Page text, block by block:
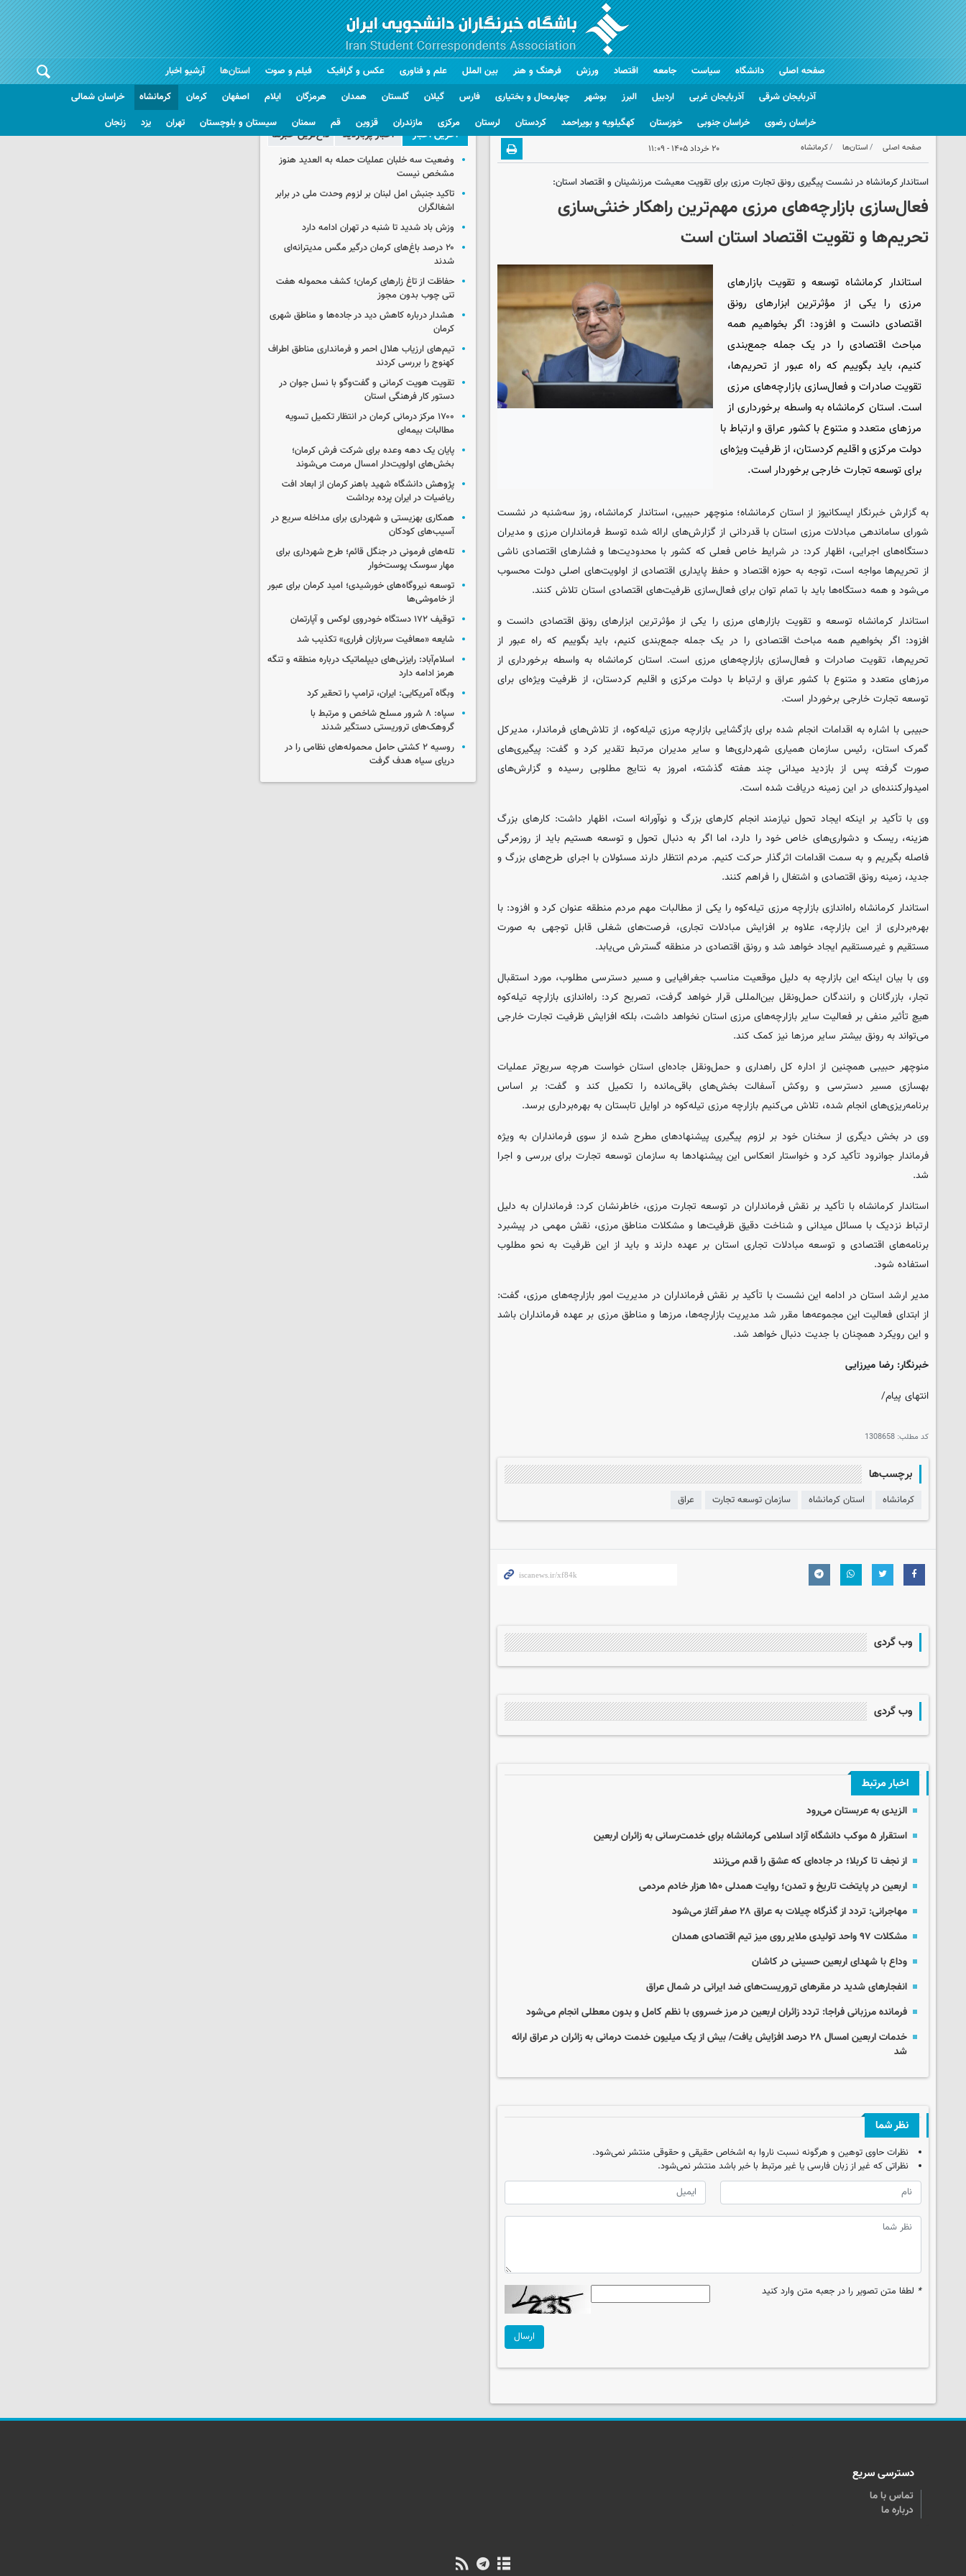
صفحه اصلی دانشگاه سیاست جامعه اقتصاد ورزش فرهنگ و هنر بین الملل علم و فناوری عکس و گرافیک فیلم و صوت
استان‌ها
آذربایجان شرقی
آذربایجان غربی اردبیل البرز بوشهر چهارمحال و بختیاری فارس گیلان گلستان همدان هرمزگان ایلام اصفهان کرمان کرمانشاه
خراسان شمالی
خراسان رضوی
خراسان جنوبی خوزستان کهگیلویه و بویراحمد کردستان لرستان مرکزی مازندران قزوین قم سمنان سیستان و بلوچستان تهران یزد زنجان
آرشیو اخبار
صفحه اصلی استان‌ها کرمانشاه ۲۰ خرداد ۱۴۰۵ - ۱۱:۰۹
استاندار کرمانشاه در نشست پیگیری رونق تجارت مرزی برای تقویت معیشت مرزنشینان و اقتصاد استان:
فعال‌سازی بازارچه‌های مرزی مهم‌ترین راهکار خنثی‌سازی
تحریم‌ها و تقویت اقتصاد استان است
استاندار کرمانشاه توسعه و تقویت بازارهای
مرزی را یکی از مؤثرترین ابزارهای رونق
اقتصادی دانست و افزود: اگر بخواهیم همه
مباحث اقتصادی را در یک جمله جمع‌بندی
کنیم، باید بگوییم که راه عبور از تحریم‌ها،
تقویت صادرات و فعال‌سازی بازارچه‌های مرزی
است. استان کرمانشاه به واسطه برخورداری از
مرزهای متعدد و متنوع با کشور عراق و ارتباط با
دولت مرکزی و اقلیم کردستان، از ظرفیت ویژه‌ای
برای توسعه تجارت خارجی برخوردار است.
به گزارش خبرنگار ایسکانیوز از استان کرمانشاه؛ منوچهر حبیبی، استاندار کرمانشاه، روز سه‌شنبه در نشست
شورای ساماندهی مبادلات مرزی استان با قدردانی از گزارش‌های ارائه شده توسط فرمانداران مرزی و مدیران
دستگاه‌های اجرایی، اظهار کرد: در شرایط خاص فعلی که کشور با محدودیت‌ها و فشارهای اقتصادی ناشی
از تحریم‌ها مواجه است، توجه به حوزه اقتصاد و حفظ پایداری اقتصادی از اولویت‌های اصلی دولت محسوب
می‌شود و همه دستگاه‌ها باید با تمام توان برای فعال‌سازی ظرفیت‌های اقتصادی استان تلاش کنند.
استاندار کرمانشاه توسعه و تقویت بازارهای مرزی را یکی از مؤثرترین ابزارهای رونق اقتصادی دانست و
افزود: اگر بخواهیم همه مباحث اقتصادی را در یک جمله جمع‌بندی کنیم، باید بگوییم که راه عبور از
تحریم‌ها، تقویت صادرات و فعال‌سازی بازارچه‌های مرزی است. استان کرمانشاه به واسطه برخورداری از
مرزهای متعدد و متنوع با کشور عراق و ارتباط با دولت مرکزی و اقلیم کردستان، از ظرفیت ویژه‌ای برای
توسعه تجارت خارجی برخوردار است.
حبیبی با اشاره به اقدامات انجام شده برای بازگشایی بازارچه مرزی تیله‌کوه، از تلاش‌های فرماندار، مدیرکل
گمرک استان، رئیس سازمان همیاری شهرداری‌ها و سایر مدیران مرتبط تقدیر کرد و گفت: پیگیری‌های
صورت گرفته پس از بازدید میدانی چند هفته گذشته، امروز به نتایج مطلوبی رسیده و گزارش‌های
امیدوارکننده‌ای در این زمینه دریافت شده است.
وی با تأکید بر اینکه ایجاد تحول نیازمند انجام کارهای بزرگ و نوآورانه است، اظهار داشت: کارهای بزرگ
هزینه، ریسک و دشواری‌های خاص خود را دارد، اما اگر به دنبال تحول و توسعه هستیم باید از روزمرگی
فاصله بگیریم و به سمت اقدامات اثرگذار حرکت کنیم. مردم انتظار دارند مسئولان با اجرای طرح‌های بزرگ و
جدید، زمینه رونق اقتصادی و اشتغال را فراهم کنند.
استاندار کرمانشاه راه‌اندازی بازارچه مرزی تیله‌کوه را یکی از مطالبات مهم مردم منطقه عنوان کرد و افزود: با
بهره‌برداری از این بازارچه، علاوه بر افزایش مبادلات تجاری، فرصت‌های شغلی قابل توجهی به صورت
مستقیم و غیرمستقیم ایجاد خواهد شد و رونق اقتصادی در منطقه گسترش می‌یابد.
وی با بیان اینکه این بازارچه به دلیل موقعیت مناسب جغرافیایی و مسیر دسترسی مطلوب، مورد استقبال
تجار، بازرگانان و رانندگان حمل‌ونقل بین‌المللی قرار خواهد گرفت، تصریح کرد: راه‌اندازی بازارچه تیله‌کوه
هیچ تأثیر منفی بر فعالیت سایر بازارچه‌های مرزی استان نخواهد داشت، بلکه افزایش ظرفیت تجارت خارجی
می‌تواند به رونق بیشتر سایر مرزها نیز کمک کند.
منوچهر حبیبی همچنین از اداره کل راهداری و حمل‌ونقل جاده‌ای استان خواست هرچه سریع‌تر عملیات
بهسازی مسیر دسترسی و روکش آسفالت بخش‌های باقی‌مانده را تکمیل کند و گفت: بر اساس
برنامه‌ریزی‌های انجام شده، تلاش می‌کنیم بازارچه مرزی تیله‌کوه در اوایل تابستان به بهره‌برداری برسد.
وی در بخش دیگری از سخنان خود بر لزوم پیگیری پیشنهادهای مطرح شده از سوی فرمانداران به ویژه
فرماندار جوانرود تأکید کرد و خواستار انعکاس این پیشنهادها به سازمان توسعه تجارت برای بررسی و اجرا
شد.
استاندار کرمانشاه با تأکید بر نقش فرمانداران در توسعه تجارت مرزی، خاطرنشان کرد: فرمانداران به دلیل
ارتباط نزدیک با مسائل میدانی و شناخت دقیق ظرفیت‌ها و مشکلات مناطق مرزی، نقش مهمی در پیشبرد
برنامه‌های اقتصادی و توسعه مبادلات تجاری استان بر عهده دارند و باید از این ظرفیت به نحو مطلوب
استفاده شود.
مدیر ارشد استان در ادامه این نشست با تأکید بر نقش فرمانداران در مدیریت امور بازارچه‌های مرزی، گفت:
از ابتدای فعالیت این مجموعه‌ها مقرر شد مدیریت بازارچه‌ها، مرزها و مناطق مرزی بر عهده فرمانداران باشد
و این رویکرد همچنان با جدیت دنبال خواهد شد.
خبرنگار: رضا میرزایی
انتهای پیام/
کد مطلب: 1308658
برچسب‌ها
کرمانشاه استان کرمانشاه سازمان توسعه تجارت عراق
وب گردی
وب گردی
اخبار مرتبط
الزیدی به عربستان می‌رود
استقرار ۵ موکب دانشگاه آزاد اسلامی کرمانشاه برای خدمت‌رسانی به زائران اربعین
از نجف تا کربلا؛ در جاده‌ای که عشق را قدم می‌زنند
اربعین در پایتخت تاریخ و تمدن؛ روایت همدلی ۱۵۰ هزار خادم مردمی
مهاجرانی: تردد از گذرگاه چیلات به عراق ۲۸ صفر آغاز می‌شود
مشکلات ۹۷ واحد تولیدی ملایر روی میز تیم اقتصادی همدان
وداع با شهدای اربعین حسینی در کاشان
انفجارهای شدید در مقرهای تروریست‌های ضد ایرانی در شمال عراق
فرمانده مرزبانی فراجا: تردد زائران اربعین در مرز خسروی با نظم کامل و بدون معطلی انجام می‌شود
خدمات اربعین امسال ۲۸ درصد افزایش یافت/ بیش از یک میلیون خدمت درمانی به زائران در عراق ارائه
شد
نظر شما
نظرات حاوی توهین و هرگونه نسبت ناروا به اشخاص حقیقی و حقوقی منتشر نمی‌شود.
نظراتی که غیر از زبان فارسی یا غیر مرتبط با خبر باشد منتشر نمی‌شود.
* لطفا متن تصویر را در جعبه متن وارد کنید
ارسال
آخرین اخبار اخبار پربازدید داغ‌ترین خبرها
وضعیت سه خلبان عملیات حمله به العدید هنوز
مشخص نیست
تاکید جنبش امل لبنان بر لزوم وحدت ملی در برابر
اشغالگران
وزش باد شدید تا شنبه در تهران ادامه دارد
۲۰ درصد باغ‌های کرمان درگیر مگس مدیترانه‌ای
شدند
حفاظت از تاغ زارهای کرمان؛ کشف محموله هفت
تنی چوب بدون مجوز
هشدار درباره کاهش دید در جاده‌ها و مناطق شهری
کرمان
تیم‌های ارزیاب هلال احمر و فرمانداری مناطق اطراف
کهنوج را بررسی کردند
تقویت هویت کرمانی و گفت‌وگو با نسل جوان در
دستور کار فرهنگی استان
۱۷۰۰ مرکز درمانی کرمان در انتظار تکمیل تسویه
مطالبات بیمه‌ای
پایان یک دهه وعده برای شرکت فرش کرمان؛
بخش‌های اولویت‌دار امسال مرمت می‌شوند
پژوهش دانشگاه شهید باهنر کرمان از ابعاد افت
ریاضیات در ایران پرده برداشت
همکاری بهزیستی و شهرداری برای مداخله سریع در
آسیب‌های کودکان
تله‌های فرمونی در جنگل قائم؛ طرح شهرداری برای
مهار سوسک پوست‌خوار
توسعه نیروگاه‌های خورشیدی؛ امید کرمان برای عبور
از خاموشی‌ها
توقیف ۱۷۲ دستگاه خودروی لوکس و آپارتمان
شایعه «معافیت سربازان فراری» تکذیب شد
اسلام‌آباد: رایزنی‌های دیپلماتیک درباره منطقه و تنگه
هرمز ادامه دارد
وبگاه آمریکایی: ایران، ترامپ را تحقیر کرد
سپاه: ۸ شرور مسلح شاخص و مرتبط با
گروهک‌های تروریستی دستگیر شدند
روسیه ۲ کشتی حامل محموله‌های نظامی را در
دریای سیاه هدف گرفت
دسترسی سریع
تماس با ما
درباره ما